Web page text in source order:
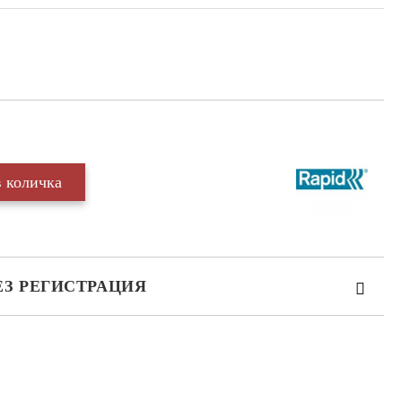
РЕГИСТРАЦИЯ